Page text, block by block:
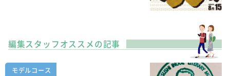
編集スタッフオススメの記事
モデルコース